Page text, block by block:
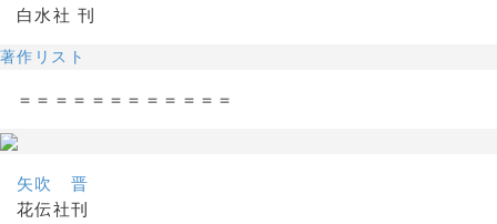
白水社 刊
著作リスト
＝＝＝＝＝＝＝＝＝＝＝＝
矢吹 晋
花伝社刊